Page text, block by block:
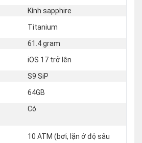
Kính sapphire
Titanium
61.4 gram
iOS 17 trở lên
S9 SiP
64GB
Có
10 ATM (bơi, lặn ở độ sâu